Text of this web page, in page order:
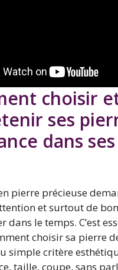
choisir
ses
dans
pierre précieuse
et surtout de
dans le temps. C’est
choisir sa pierre
simple critère
taille, coupe, sans